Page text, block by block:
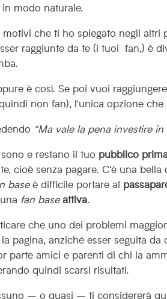
modo naturale.
motivi che ti ho spiegato negli
raggiunte da te (i tuoi fan,) è
è così. Se poi vuoi
non fan), l’unica opzione
“Ma vale la pena investire
e restano il tuo pubblico
cioè senza pagare. C’è una
base è difficile portare al
fan base attiva.
che uno dei problemi maggiori
pagina, anziché esser seguita
parte amici e parenti di chi la
quindi scarsi risultati.
– o quasi – ti considererà